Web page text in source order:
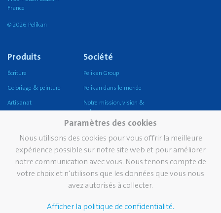
France
© 2026 Pelikan
Produits
Écriture
Coloriage & peinture
Artisanat
Ecole
Bureau
Écriture professionnelle
Société
Pelikan Group
Pelikan dans le monde
Notre mission, vision &
valeurs
Durabilité
Pelikan TintenTurm
Services Contact
Paramètres des cookies
Nous utilisons des cookies pour vous offrir la meilleure
expérience possible sur notre site web et pour améliorer
notre communication avec vous. Nous tenons compte de
votre choix et n'utilisons que les données que vous nous
avez autorisés à collecter.
Afficher la politique de confidentialité.